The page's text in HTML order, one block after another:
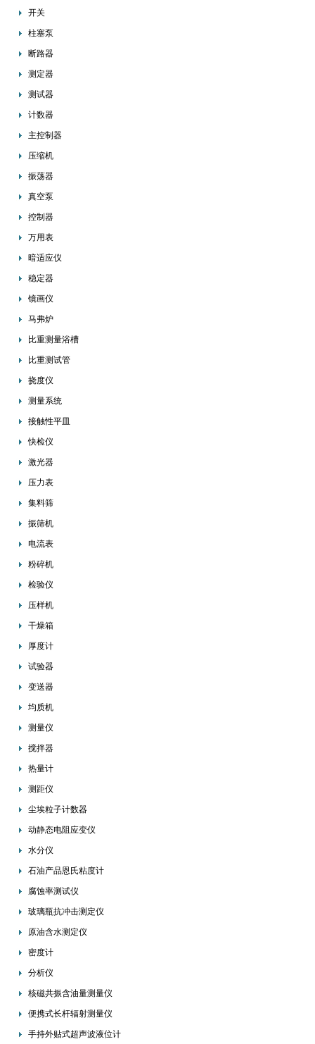
开关
柱塞泵
断路器
测定器
测试器
计数器
主控制器
压缩机
振荡器
真空泵
控制器
万用表
暗适应仪
稳定器
镜画仪
马弗炉
比重测量浴槽
比重测试管
挠度仪
测量系统
接触性平皿
快检仪
激光器
压力表
集料筛
振筛机
电流表
粉碎机
检验仪
压样机
干燥箱
厚度计
试验器
变送器
均质机
测量仪
搅拌器
热量计
测距仪
尘埃粒子计数器
动静态电阻应变仪
水分仪
石油产品恩氏粘度计
腐蚀率测试仪
玻璃瓶抗冲击测定仪
原油含水测定仪
密度计
分析仪
核磁共振含油量测量仪
便携式长杆辐射测量仪
手持外贴式超声波液位计